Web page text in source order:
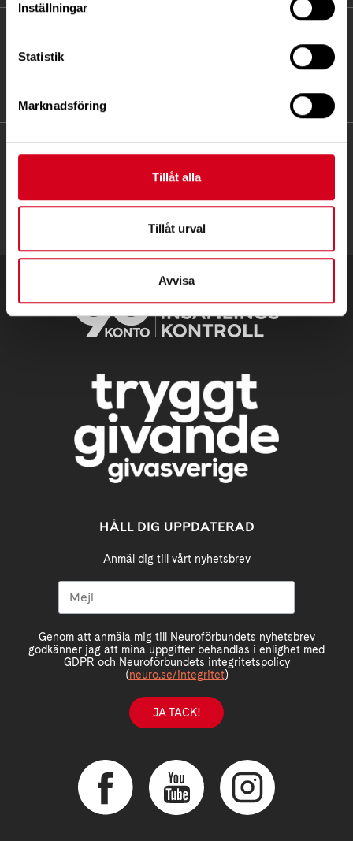
Inställningar
Statistik
Marknadsföring
Tillåt alla
Tillåt urval
Avvisa
HITTA SNABBT
HÅLL DIG UPPDATERAD
Anmäl dig till vårt nyhetsbrev
Genom att anmäla mig till Neuroförbundets nyhetsbrev
godkänner jag att mina uppgifter behandlas i enlighet med
GDPR och Neuroförbundets integritetspolicy
(neuro.se/integritet)
JA TACK!